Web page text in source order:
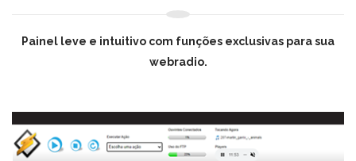
Painel leve e intuitivo com funções exclusivas para sua
webradio.